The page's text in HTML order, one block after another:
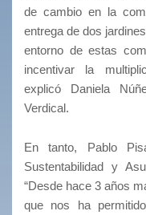
de cambio en la
entrega de dos
entorno de estas
incentivar la
explicó Daniela
Verdical.
En tanto, Pablo
Sustentabilidad y
“Desde hace 3 años
que nos ha